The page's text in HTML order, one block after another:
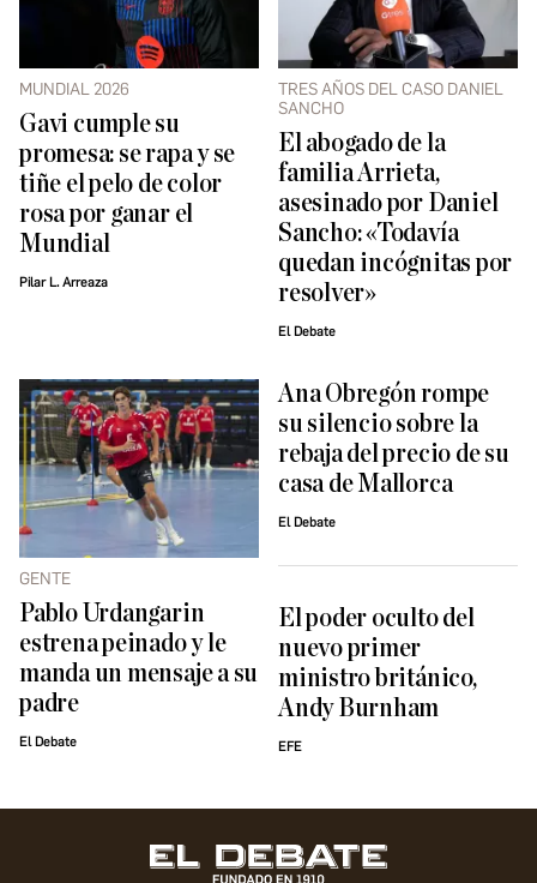
MUNDIAL 2026
Gavi cumple su
promesa: se rapa y se
tiñe el pelo de color
rosa por ganar el
Mundial
Pilar L. Arreaza
TRES AÑOS DEL CASO DANIEL
SANCHO
El abogado de la
familia Arrieta,
asesinado por Daniel
Sancho: «Todavía
quedan incógnitas por
resolver»
El Debate
GENTE
Pablo Urdangarin
estrena peinado y le
manda un mensaje a su
padre
El Debate
Ana Obregón rompe
su silencio sobre la
rebaja del precio de su
casa de Mallorca
El Debate
El poder oculto del
nuevo primer
ministro británico,
Andy Burnham
EFE